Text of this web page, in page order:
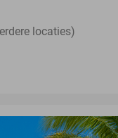
locaties)